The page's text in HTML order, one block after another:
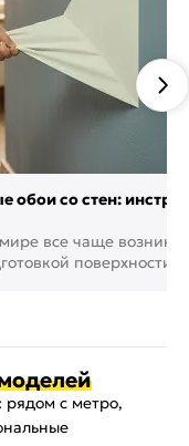
обои со стен:
все чаще
поверхности
с метро,